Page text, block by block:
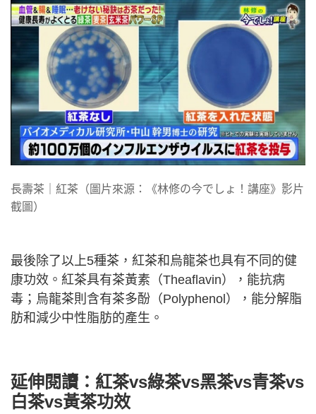
長壽茶｜紅茶（圖片來源：《林修の今でしょ！講座》影片
截圖）
最後除了以上5種茶，紅茶和烏龍茶也具有不同的健
康功效。紅茶具有茶黃素（Theaflavin），能抗病
毒；烏龍茶則含有茶多酚（Polyphenol），能分解脂
肪和減少中性脂肪的產生。
延伸閱讀： 紅茶vs綠茶vs黑茶vs青茶vs
白茶vs黃茶功效